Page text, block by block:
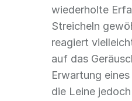
wiederholte
Streicheln
reagiert
auf das
Erwartung
die Leine